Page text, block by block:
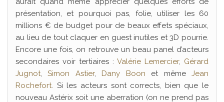
présentation, et pourquoi pas, folie, utiliser les 60
millions € de budget pour de beaux effets spéciaux,
au lieu de tout claquer en guest inutiles et 3D pourrie.
Encore une fois, on retrouve un beau panel d’acteurs
secondaires voir tertiaires : Valérie Lemercier, Gérard
Jugnot,Simon Astier, Dany Boon et mêmeJean
Rochefort. Si les acteurs sont corrects, bien que le
nouveau Astérix soit une aberration (on ne prend pas